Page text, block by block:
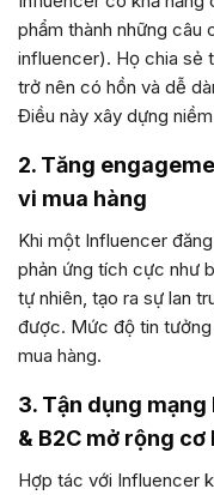
phẩm thành những câu
influencer). Họ chia sẻ
trở nên có hồn và dễ
Điều này xây dựng
2. Tăng
vi mua hàng
Khi một Influencer
phản ứng tích cực như
tự nhiên, tạo ra sự lan
được. Mức độ tin
mua hàng.
3. Tận dụng
& B2C mở rộng
Hợp tác với Influencer